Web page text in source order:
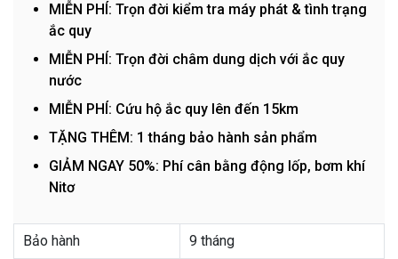
MIỄN PHÍ: Trọn đời kiểm tra máy phát & tình trạng
ắc quy
MIỄN PHÍ: Trọn đời châm dung dịch với ắc quy
nước
MIỄN PHÍ: Cứu hộ ắc quy lên đến 15km
TẶNG THÊM: 1 tháng bảo hành sản phẩm
GIẢM NGAY 50%: Phí cân bằng động lốp, bơm khí
Nitơ
Bảo hành 9 tháng